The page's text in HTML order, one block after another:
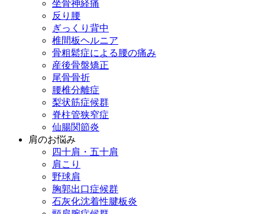
坐骨神経痛
反り腰
ぎっくり背中
椎間板ヘルニア
骨粗鬆症による腰の痛み
産後骨盤矯正
尾骨骨折
腰椎分離症
梨状筋症候群
脊柱管狭窄症
仙腸関節炎
肩のお悩み
四十肩・五十肩
肩こり
野球肩
胸郭出口症候群
石灰化沈着性腱板炎